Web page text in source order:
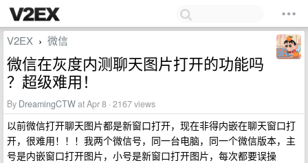
V2EX › 微信
微信在灰度内测聊天图片打开的功能吗
？超级难用！
By DreamingCTWat Apr 8 · 2167 views
以前微信打开聊天图片都是新窗口打开，现在非得内嵌在聊天窗口打
开，很难用！！！我两个微信号，同一台电脑，同一个微信版本，主
号是内嵌窗口打开图片，小号是新窗口打开图片，每次都要误操